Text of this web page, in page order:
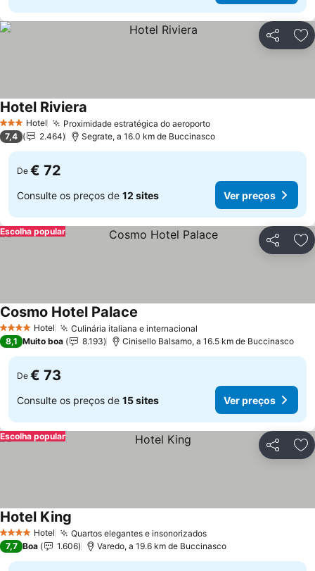
Partilhar
3 EstrelasHotel Proximidade estratégica do aeroporto
Hotel Riviera
7,4 2.464 Segrate, a 16.0 km de Buccinasco
De € 72
Consulte os preços de 12 sites Ver preços
Partilhar
Escolha popular
4 EstrelasHotel Culinária italiana e internacional
Cosmo Hotel Palace
8,1 Muito boa 8.193 Cinisello Balsamo, a 16.5 km de Buccinasco
De € 73
Consulte os preços de 15 sites Ver preços
Partilhar
Escolha popular
4 EstrelasHotel Quartos elegantes e insonorizados
Hotel King
7,7 Boa 1.606 Varedo, a 19.6 km de Buccinasco